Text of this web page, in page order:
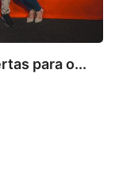
para o...